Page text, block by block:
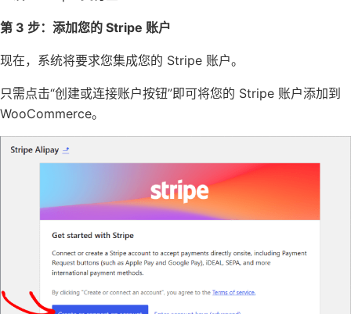
第 3 步：添加您的 Stripe 账户
现在，系统将要求您集成您的 Stripe 账户。
只需点击“创建或连接账户按钮”即可将您的 Stripe 账户添加到
WooCommerce。